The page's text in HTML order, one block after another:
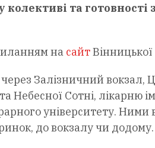
колективі та
на сайтВінницької
Залізничний
Небесної Сотні, лікарню
університету.
до вокзалу чи додому.